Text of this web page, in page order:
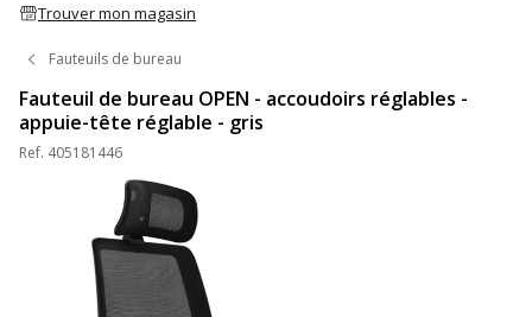
Trouver mon magasin
Fauteuils de bureau
Fauteuil de bureau OPEN - accoudoirs réglables -
appuie-tête réglable - gris
Ref. 405181446